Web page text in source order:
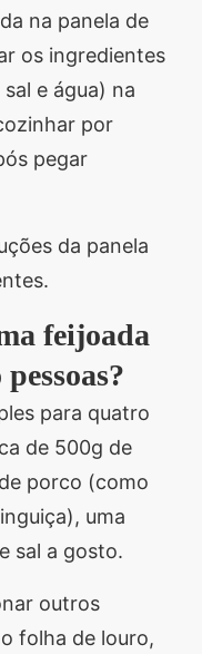
na panela de
os ingredientes
e água) na
por
pegar
da panela
feijoada
para quatro
de 500g de
porco (como
uma
sal a gosto.
outros
folha de louro,